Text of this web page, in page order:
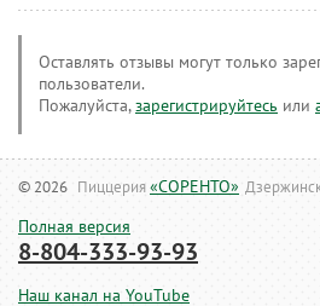
Оставлять отзывы могут только
пользователи.
Пожалуйста,зарегистрируйтесь или
© 2026 Пиццерия«СОРЕНТО»
Полная версия
8-804-333-93-93
Наш канал на YouTube